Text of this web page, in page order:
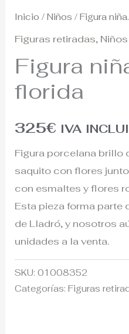
Inicio /Niños / Figura
Figuras retiradas, Niños
Figura
florida
325€ IVA
Figura porcelana brillo
saquito con flores
con esmaltes y flores
Esta pieza forma
de Lladró, y nosotros
unidades a la venta.
SKU:01008352
Categorías:Figuras